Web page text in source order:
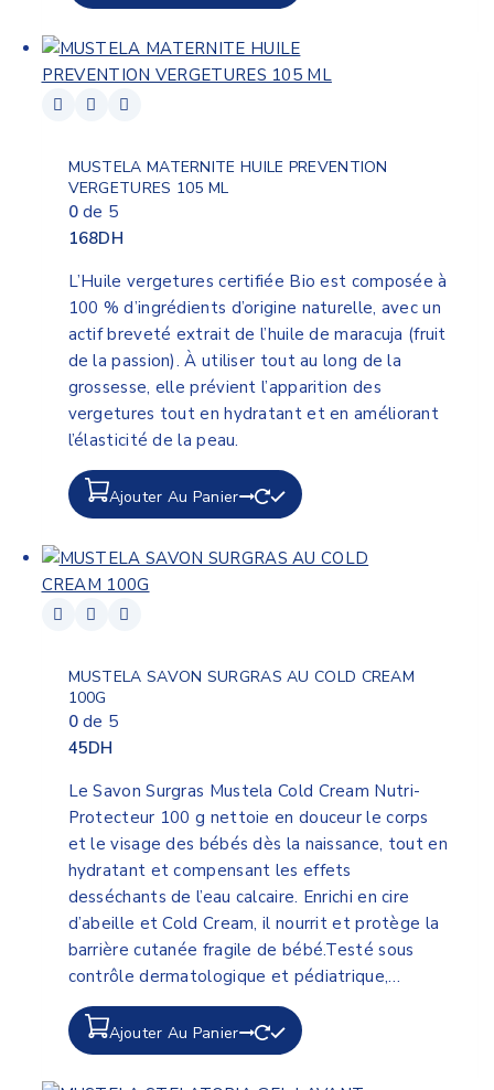
MUSTELA MATERNITE HUILE PREVENTION
VERGETURES 105 ML
0de 5
168DH
L’Huile vergetures certifiée Bio est composée à
100 % d’ingrédients d’origine naturelle, avec un
actif breveté extrait de l’huile de maracuja (fruit
de la passion). À utiliser tout au long de la
grossesse, elle prévient l’apparition des
vergetures tout en hydratant et en améliorant
l’élasticité de la peau.
Ajouter Au Panier
MUSTELA SAVON SURGRAS AU COLD CREAM
100G
0de 5
45DH
Le Savon Surgras Mustela Cold Cream Nutri-
Protecteur 100 g nettoie en douceur le corps
et le visage des bébés dès la naissance, tout en
hydratant et compensant les effets
desséchants de l’eau calcaire. Enrichi en cire
d’abeille et Cold Cream, il nourrit et protège la
barrière cutanée fragile de bébé.Testé sous
contrôle dermatologique et pédiatrique,…
Ajouter Au Panier